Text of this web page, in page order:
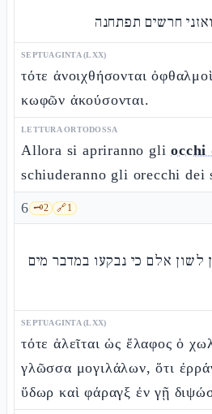
חרשים תפתחנה
SEPTUAGINTA (LXX)
τότε ἀνοιχθήσονται
κωφῶν ἀκούσονται.
LETTURA ORTODOSSA
Allora si apriranno gliocchi
schiuderanno gli orecchi dei
6 🗝️2 🔗1
לשון אלם כי נבקעו במדבר מים
SEPTUAGINTA (LXX)
τότε ἁλεῖται ὡς ἔλαφος ὁ
γλῶσσα μογιλάλων, ὅτι
ὕδωρ καὶ φάραγξ ἐν γῇ